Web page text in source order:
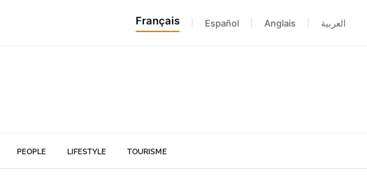
Français Español Anglais العربية
PEOPLE LIFESTYLE TOURISME